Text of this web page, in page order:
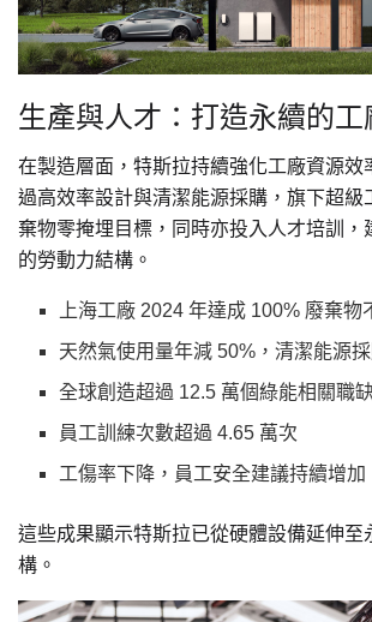
生產與人才：打造永續的工
在製造層面，特斯拉持續強化工廠資源效
過高效率設計與清潔能源採購，旗下超級
棄物零掩埋目標，同時亦投入人才培訓，
的勞動力結構。
上海工廠 2024 年達成 100% 廢棄物
天然氣使用量年減 50%，清潔能源
全球創造超過 12.5 萬個綠能相關職
員工訓練次數超過 4.65 萬次
工傷率下降，員工安全建議持續增加
這些成果顯示特斯拉已從硬體設備延伸至
構。